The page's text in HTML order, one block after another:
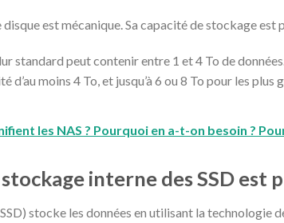
est mécanique. Sa capacité de stockage est
standard peut contenir entre 1 et 4 To de
d’au moins 4 To, et jusqu’à 6 ou 8 To pour les plus
les NAS ? Pourquoi en a-t-on besoin ?
interne des SSD est
stocke les données en utilisant la technologie